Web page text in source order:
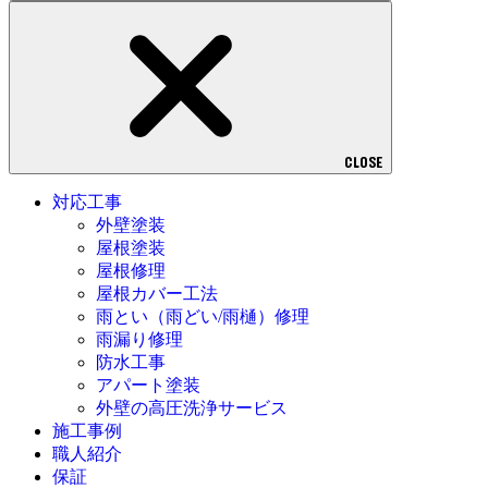
CLOSE
対応工事
外壁塗装
屋根塗装
屋根修理
屋根カバー工法
雨とい（雨どい/雨樋）修理
雨漏り修理
防水工事
アパート塗装
外壁の高圧洗浄サービス
施工事例
職人紹介
保証